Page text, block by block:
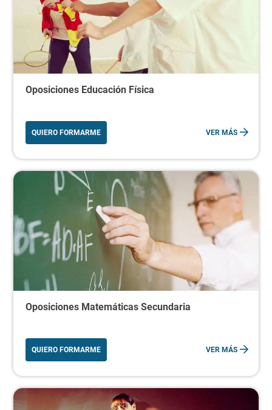
Oposiciones Educación Física
QUIERO FORMARME VER MÁS
Oposiciones Matemáticas Secundaria
QUIERO FORMARME VER MÁS